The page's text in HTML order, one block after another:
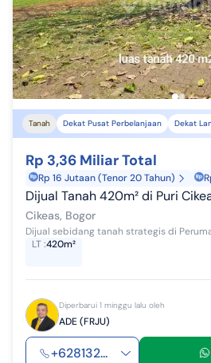
Tanah Dekat Pusat Perbelanjaan Dekat
Rp 3,36 Miliar Total
Rp 16 Jutaan (Tenor 20 Tahun)
Dijual Tanah 420m² di Puri Cikeas Cibubur – Lokasi Strategis Dekat
Cikeas, Bogor
LT:420m²
Diperbarui 1 minggu lalu oleh
ADE (FRJU)
+628132...